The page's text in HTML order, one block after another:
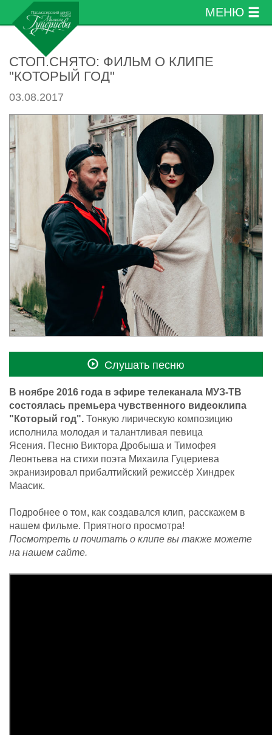
МЕНЮ
СТОП.СНЯТО: ФИЛЬМ О КЛИПЕ
"КОТОРЫЙ ГОД"
03.08.2017
Слушать песню
В ноябре 2016 года в эфире телеканала МУЗ-ТВ
состоялась премьера чувственного видеоклипа
"Который год". Тонкую лирическую композицию
исполнила молодая и талантливая певица
Ясения. Песню Виктора Дробыша и Тимофея
Леонтьева на стихи поэта Михаила Гуцериева
экранизировал прибалтийский режиссёр Хиндрек
Маасик.
Подробнее о том, как создавался клип, расскажем в
нашем фильме. Приятного просмотра!
Посмотреть и почитать о клипе вы также можете
на нашем сайте.